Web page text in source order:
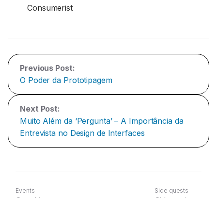
Consumerist
Previous Post:
O Poder da Prototipagem
Next Post:
Muito Além da ‘Pergunta’ – A Importância da
Entrevista no Design de Interfaces
Events Side quests